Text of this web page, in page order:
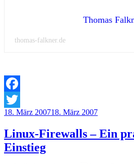
Thomas
thomas-falkner.de
Facebook
Twitter
Veröffentlicht
18. März 200718. März 2007
Linux-Firewalls – Ein
Einstieg